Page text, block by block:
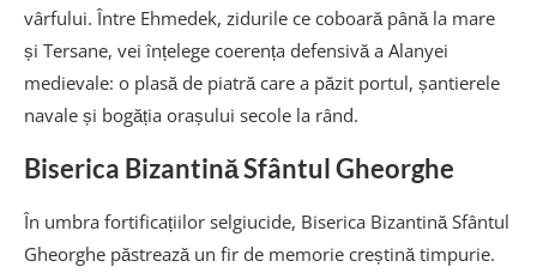
vârfului. Între Ehmedek, zidurile ce coboară până la mare
și Tersane, vei înțelege coerența defensivă a Alanyei
medievale: o plasă de piatră care a păzit portul, șantierele
navale și bogăția orașului secole la rând.
Biserica Bizantină Sfântul Gheorghe
În umbra fortificațiilor selgiucide, Biserica Bizantină Sfântul
Gheorghe păstrează un fir de memorie creștină timpurie.